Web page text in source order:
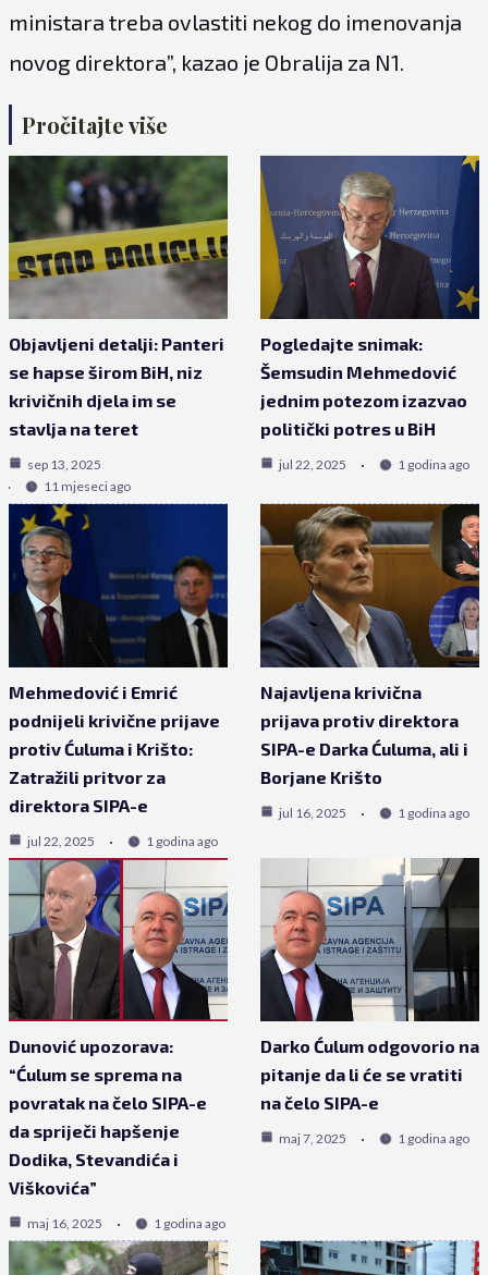
ministara treba ovlastiti nekog do imenovanja
novog direktora”, kazao je Obralija za N1.
Pročitajte više
Objavljeni detalji: Panteri
se hapse širom BiH, niz
krivičnih djela im se
stavlja na teret
sep 13, 2025
11 mjeseci ago
Pogledajte snimak:
Šemsudin Mehmedović
jednim potezom izazvao
politički potres u BiH
jul 22, 2025 1 godina ago
Mehmedović i Emrić
podnijeli krivične prijave
protiv Ćuluma i Krišto:
Zatražili pritvor za
direktora SIPA-e
jul 22, 2025 1 godina ago
Najavljena krivična
prijava protiv direktora
SIPA-e Darka Ćuluma, ali i
Borjane Krišto
jul 16, 2025 1 godina ago
Dunović upozorava:
“Ćulum se sprema na
povratak na čelo SIPA-e
da spriječi hapšenje
Dodika, Stevandića i
Viškovića”
maj 16, 2025 1 godina ago
Darko Ćulum odgovorio na
pitanje da li će se vratiti
na čelo SIPA-e
maj 7, 2025 1 godina ago